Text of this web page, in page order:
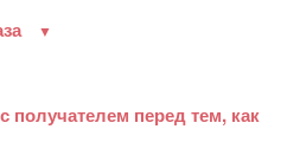
получателем перед тем, как